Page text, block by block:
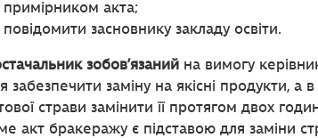
примірником акта;
повідомити засновнику закладу освіти.
зобов’язаний на вимогу
забезпечити заміну на якісні продукти, а
страви замінити її протягом двох
акт бракеражу є підставою для заміни